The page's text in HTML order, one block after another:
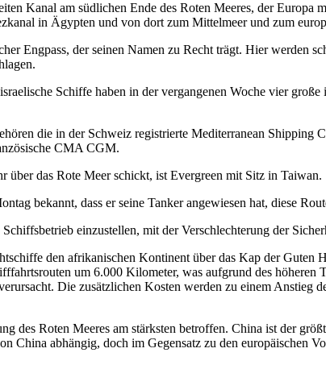
Kanal am südlichen Ende des Roten Meeres, der
in Ägypten und von dort zum Mittelmeer und zum
Engpass, der seinen Namen zu Recht trägt. Hier werden
Schiffe haben in der vergangenen Woche vier
die in der Schweiz registrierte Mediterranean Shipping
CMA CGM.
über das Rote Meer schickt, ist Evergreen mit Sitz in Taiwan.
bekannt, dass er seine Tanker angewiesen hat, diese
einzustellen, mit der Verschlechterung der
den afrikanischen Kontinent über das Kap der Guten
um 6.000 Kilometer, was aufgrund des höheren
Die zusätzlichen Kosten werden zu einem Anstieg
des Roten Meeres am stärksten betroffen. China ist der
China abhängig, doch im Gegensatz zu den europäischen